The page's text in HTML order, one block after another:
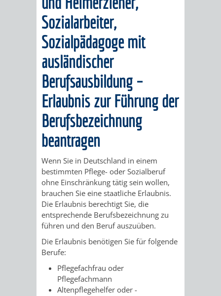
HILFE
MENSCHEN
MIT
BEHINDERUNG
MENSCHEN
MIT
DEMENZ
MIGRANTEN
/
FLÜCHTLINGE
BAUHERREN
BAUHERRENBERATUNG
GRUNDSTÜCKSWERTERMITTLUNG
DENKMALSCHUTZ
AUFGABEN
DER
UNTEREN
DENKMALSCHUTZBEHÖRDE
STEUERVORTEILE
SATZUNGEN
IM
BEREICH
DENKMALSCHUTZ
GENEHMIGUNGSVERFAHREN
TAG
VERKAUF
STÄDTISCHER
BAUPLÄTZE
VERKAUF
STÄDTISCHER
/
TAGESORDNUNG
/
UMLEGUNGSAUSSCHUSS
BERATENDE
AUSSCHÜSSE
BÜRGERMEISTER
/
Sozialarbeiter,
Sozialpädagoge mit
ausländischer
Berufsausbildung –
Erlaubnis zur Führung der
Berufsbezeichnung
beantragen
Wenn Sie in Deutschland in einem
bestimmten Pflege- oder Sozialberuf
ohne Einschränkung tätig sein wollen,
brauchen Sie eine staatliche Erlaubnis.
Die Erlaubnis berechtigt Sie, die
entsprechende Berufsbezeichnung zu
führen und den Beruf auszuüben.
Die Erlaubnis benötigen Sie für folgende
Berufe:
Pflegefachfrau oder
Pflegefachmann
Altenpflegehelfer oder -